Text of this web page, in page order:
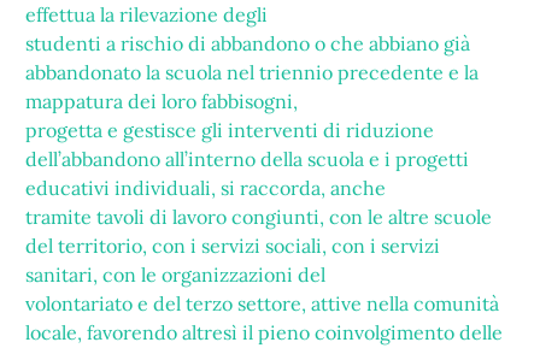
effettua la rilevazione degli
studenti a rischio di abbandono o che abbiano già
abbandonato la scuola nel triennio precedente e la
mappatura dei loro fabbisogni,
progetta e gestisce gli interventi di riduzione
dell’abbandono all’interno della scuola e i progetti
educativi individuali, si raccorda, anche
tramite tavoli di lavoro congiunti, con le altre scuole
del territorio, con i servizi sociali, con i servizi
sanitari, con le organizzazioni del
volontariato e del terzo settore, attive nella comunità
locale, favorendo altresì il pieno coinvolgimento delle